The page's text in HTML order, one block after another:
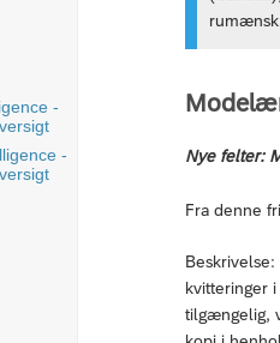
-
-
Nye felter:
Fra denne
Beskrivelse:
kvitteringer
tilgængelig,